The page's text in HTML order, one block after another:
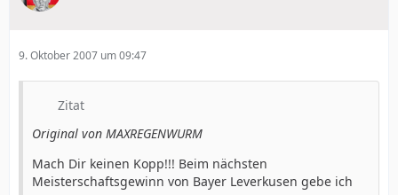
9. Oktober 2007 um 09:47
Zitat
Original von MAXREGENWURM
Mach Dir keinen Kopp!!! Beim nächsten
Meisterschaftsgewinn von Bayer Leverkusen gebe ich